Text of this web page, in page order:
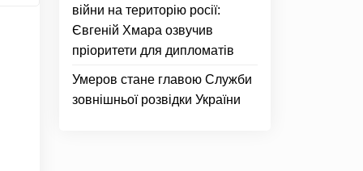
війни на територію росії:
Євгеній Хмара озвучив
пріоритети для дипломатів
Умеров стане главою Служби
зовнішньої розвідки України